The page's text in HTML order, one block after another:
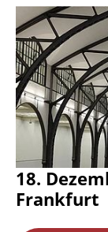
18.
Frankfurt